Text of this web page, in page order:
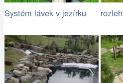
Systém lávek v jezírku